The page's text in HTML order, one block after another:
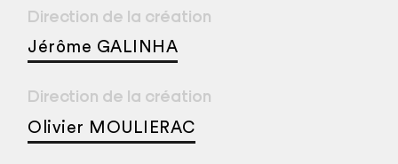
Direction de la création
Jérôme GALINHA
Direction de la création
Olivier MOULIERAC